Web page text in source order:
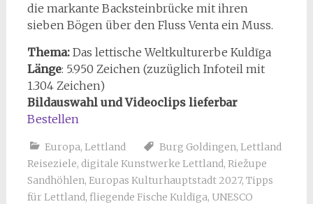
die markante Backsteinbrücke mit ihren
sieben Bögen über den Fluss Venta ein Muss.
Thema: Das lettische Weltkulturerbe Kuldīga
Länge: 5.950 Zeichen (zuzüglich Infoteil mit
1.304 Zeichen)
Bildauswahl und Videoclips lieferbar
Bestellen
Europa, Lettland Burg Goldingen, Lettland
Reiseziele, digitale Kunstwerke Lettland, Riežupe
Sandhöhlen, Europas Kulturhauptstadt 2027, Tipps
für Lettland, fliegende Fische Kuldīga, UNESCO